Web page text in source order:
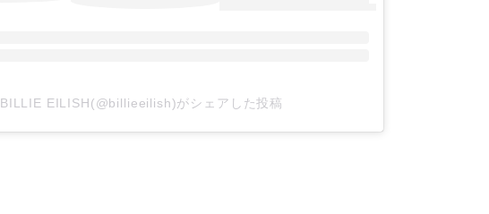
BILLIE EILISH(@billieeilish)がシェアした投稿